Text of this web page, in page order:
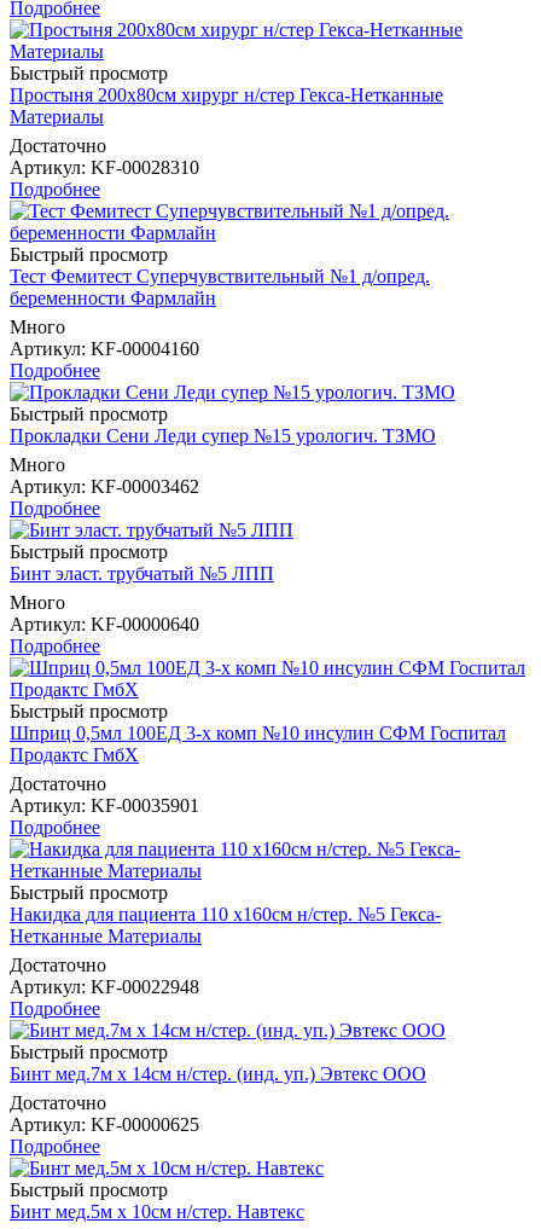
Подробнее
Быстрый просмотр
Простыня 200х80см хирург н/стер Гекса-Нетканные
Материалы
Достаточно
Артикул: KF-00028310
Подробнее
Быстрый просмотр
Тест Фемитест Суперчувствительный №1 д/опред.
беременности Фармлайн
Много
Артикул: KF-00004160
Подробнее
Быстрый просмотр
Прокладки Сени Леди супер №15 урологич. ТЗМО
Много
Артикул: KF-00003462
Подробнее
Быстрый просмотр
Бинт эласт. трубчатый №5 ЛПП
Много
Артикул: KF-00000640
Подробнее
Быстрый просмотр
Шприц 0,5мл 100ЕД 3-х комп №10 инсулин СФМ Госпитал
Продактс ГмбХ
Достаточно
Артикул: KF-00035901
Подробнее
Быстрый просмотр
Накидка для пациента 110 х160см н/стер. №5 Гекса-
Нетканные Материалы
Достаточно
Артикул: KF-00022948
Подробнее
Быстрый просмотр
Бинт мед.7м х 14см н/стер. (инд. уп.) Эвтекс ООО
Достаточно
Артикул: KF-00000625
Подробнее
Быстрый просмотр
Бинт мед.5м х 10см н/стер. Навтекс